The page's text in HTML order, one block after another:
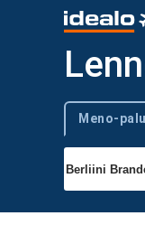
Trip type
Meno-